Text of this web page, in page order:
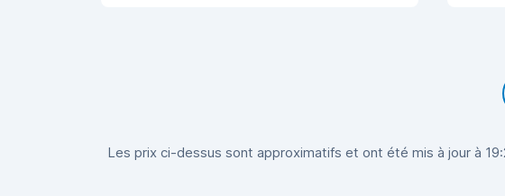
Les prix ci-dessus sont approximatifs et ont été mis à jour à